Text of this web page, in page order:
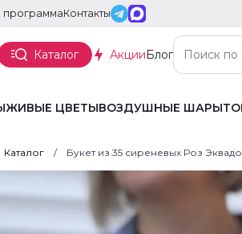
программаКонтакты
Каталог АкцииБлог
ЖИВЫЕ ЦВЕТЫВОЗДУШНЫЕ ШАРЫ
Каталог Букет из 35 сиреневых Роз